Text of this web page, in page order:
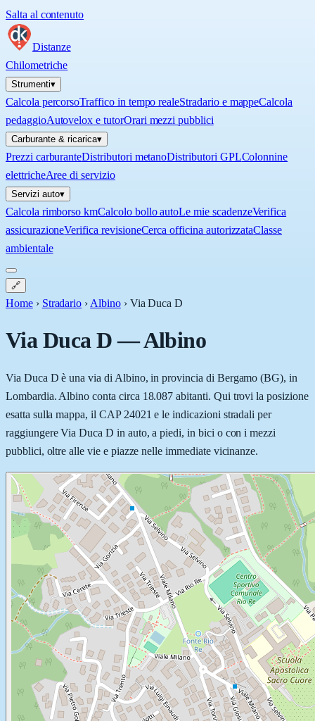
Salta al contenuto
Distanze
Chilometriche
Strumenti▾
Calcola percorsoTraffico in tempo realeStradario e mappeCalcola
pedaggioAutovelox e tutorOrari mezzi pubblici
Carburante & ricarica▾
Prezzi carburanteDistributori metanoDistributori GPLColonnine
elettricheAree di servizio
Servizi auto▾
Calcola rimborso kmCalcolo bollo autoLe mie scadenzeVerifica
assicurazioneVerifica revisioneCerca officina autorizzataClasse
ambientale
🔗
Home › Stradario › Albino › Via Duca D
Via Duca D—Albino
Via Duca D è una via di Albino, in provincia di Bergamo (BG), in
Lombardia. Albino conta circa 18.087 abitanti. Qui trovi la posizione
esatta sulla mappa, il CAP 24021 e le indicazioni stradali per
raggiungere Via Duca D in auto, a piedi, in bici o con i mezzi
pubblici, oltre alle vie e piazze nelle immediate vicinanze.